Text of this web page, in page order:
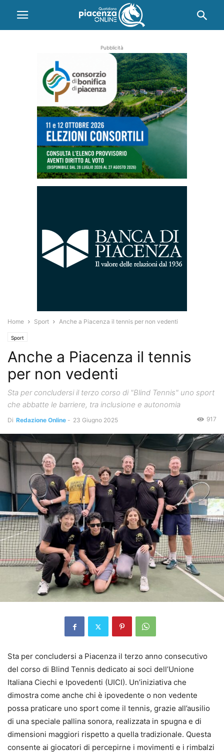
Pubblicità
Home Sport Anche a Piacenza il tennis per non vedenti
Sport
Anche a Piacenza il tennis
per non vedenti
Sta per concludersi il terzo corso di "Blind Tennis" uno sport
che abbatte le barriere, tra inclusione e autonomia
Di Redazione Online - 23 Giugno 2025 917
Sta per concludersi a Piacenza il terzo anno consecutivo
del corso di Blind Tennis dedicato ai soci dell’Unione
Italiana Ciechi e Ipovedenti (UICI). Un’iniziativa che
dimostra come anche chi è ipovedente o non vedente
possa praticare uno sport come il tennis, grazie all’ausilio
di una speciale pallina sonora, realizzata in spugna e di
dimensioni maggiori rispetto a quella tradizionale. Questa
consente ai giocatori di percepirne i movimenti e i rimbalzi